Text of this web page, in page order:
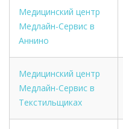
Медицинский центр
Медлайн-Сервис в
Аннино
Медицинский центр
Медлайн-Сервис в
Текстильщиках